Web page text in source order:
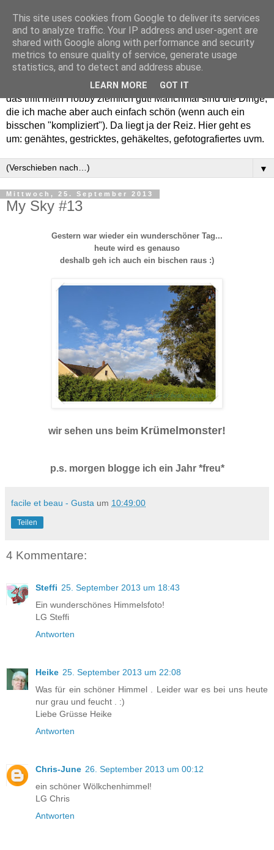
Willkommen in meinem "Wohnzimmer". Einfach und schön -
das trifft mein Hobby ziemlich gut! Manchmal sind die Dinge,
die ich mache aber auch einfach schön (wenn auch ein
bisschen "kompliziert"). Da liegt ja der Reiz. Hier geht es
um: genähtes, gestricktes, gehäkeltes, gefotografiertes uvm.
▼
Mittwoch, 25. September 2013
My Sky #13
Gestern war wieder ein wunderschöner Tag...
heute wird es genauso
deshalb geh ich auch ein bischen raus :)
wir sehen uns beim Krümelmonster!
p.s. morgen blogge ich ein Jahr *freu*
facile et beau - Gusta um 10:49:00
Teilen
4 Kommentare:
Steffi 25. September 2013 um 18:43
Ein wunderschönes Himmelsfoto!
LG Steffi
Antworten
Heike 25. September 2013 um 22:08
Was für ein schöner Himmel . Leider war es bei uns heute
nur grau und feucht . :)
Liebe Grüsse Heike
Antworten
Chris-June 26. September 2013 um 00:12
ein schöner Wölkchenhimmel!
LG Chris
Antworten
This site uses cookies from Google to deliver its services
and to analyze traffic. Your IP address and user-agent are
shared with Google along with performance and security
metrics to ensure quality of service, generate usage
statistics, and to detect and address abuse.
LEARN MORE GOT IT